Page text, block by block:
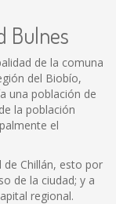
Bulnes
de la comuna
del Biobío,
una población de
la población
el
de Chillán, esto por
de la ciudad; y a
regional.